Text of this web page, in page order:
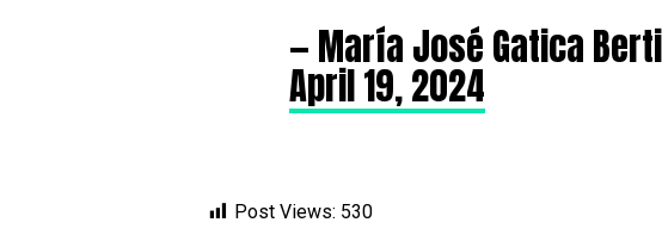
— María José Gatica
April 19, 2024
Post Views: 530